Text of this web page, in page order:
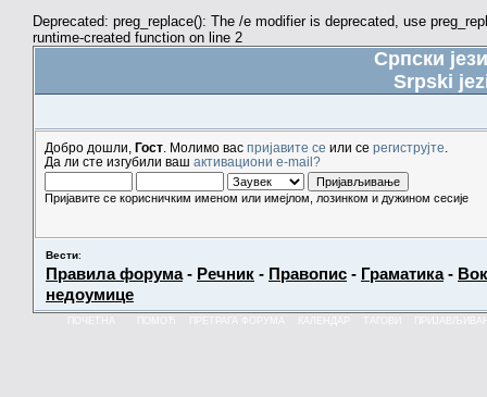
Deprecated: preg_replace(): The /e modifier is deprecated, use
runtime-created function on line 2
Српски
Srpski
Добро дошли, Гост . Молимо вас пријавите се или се региструјте
Да ли сте изгубили ваш активациони e-mail?
Пријавите се корисничким именом или имејлом, лозинком и дужином сесије
Вести:
Правила форума- Речник - Правопис - Граматика-
недоумице
КАЛЕНДАР